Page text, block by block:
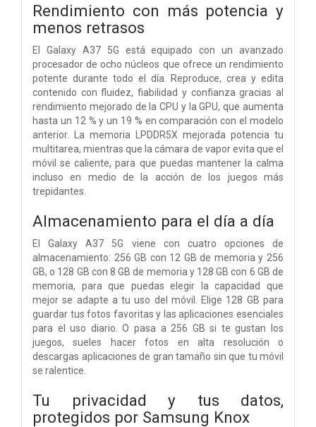
Rendimiento con más potencia y
menos retrasos
El Galaxy A37 5G está equipado con un avanzado
procesador de ocho núcleos que ofrece un rendimiento
potente durante todo el día. Reproduce, crea y edita
contenido con fluidez, fiabilidad y confianza gracias al
rendimiento mejorado de la CPU y la GPU, que aumenta
hasta un 12 % y un 19 % en comparación con el modelo
anterior. La memoria LPDDR5X mejorada potencia tu
multitarea, mientras que la cámara de vapor evita que el
móvil se caliente, para que puedas mantener la calma
incluso en medio de la acción de los juegos más
trepidantes.
Almacenamiento para el día a día
El Galaxy A37 5G viene con cuatro opciones de
almacenamiento: 256 GB con 12 GB de memoria y 256
GB, o 128 GB con 8 GB de memoria y 128 GB con 6 GB de
memoria, para que puedas elegir la capacidad que
mejor se adapte a tu uso del móvil. Elige 128 GB para
guardar tus fotos favoritas y las aplicaciones esenciales
para el uso diario. O pasa a 256 GB si te gustan los
juegos, sueles hacer fotos en alta resolución o
descargas aplicaciones de gran tamaño sin que tu móvil
se ralentice.
Tu privacidad y tus datos,
protegidos por Samsung Knox